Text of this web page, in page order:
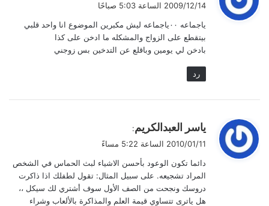
ل
2009/12/14 الساعة 5:03 صباحًا
ياجماعه ٠٠ياجماعه ليش مكبرين الموضوع انا واحد قلبي
بيتقطع على الزواج والمشكله ما ادخن على كذا
بادخن لي يومين وباقلع عن التدخين بس زوجني
رد
ل
ياسر العبدالكريم:
2010/01/11 الساعة 5:22 مساءً
دائما تكون الوعود بأحسن الاشياء لبث الحماس في الشخص
المراد تشجيعه. على سبيل المثال: تقول لطفلك اذا ذاكرت
دروسك ونجحت من الصف الأول سوف أشتري لك سيكل ،،
هل ياترى تتساوي قيمة العلم والمذاكرة بالألعاب وشراء